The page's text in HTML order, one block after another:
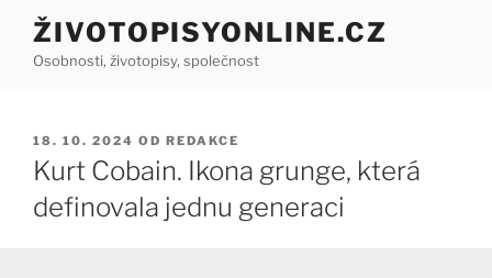
Přejít
obsahu
ŽIVOTOPISYONLINE.CZ
Osobnosti, životopisy, společnost
PUBLIKOVÁNO
18. 10. 2024 OD REDAKCE
Kurt Cobain. Ikona grunge, která
definovala jednu generaci